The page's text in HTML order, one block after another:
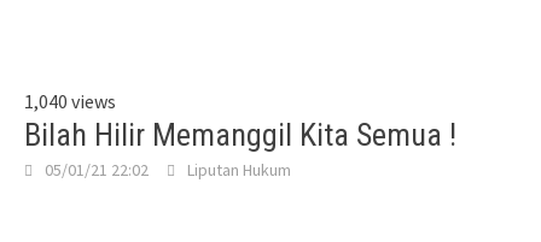
1,040 views
Bilah Hilir Memanggil Kita Semua !
05/01/21 22:02 Liputan Hukum